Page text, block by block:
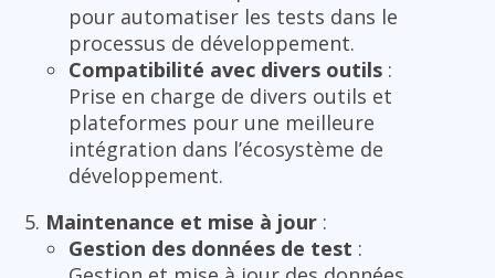
pour automatiser les tests dans le
processus de développement.
Compatibilité avec divers outils :
Prise en charge de divers outils et
plateformes pour une meilleure
intégration dans l’écosystème de
développement.
Maintenance et mise à jour :
Gestion des données de test :